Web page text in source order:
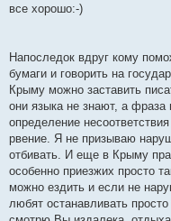
все хорошо:-)
Напоследок вдруг кому
бумаги и говорить на
Крыму можно заставить
они языка не знают, а
определение
рвение. Я не призываю
отбивать. И еще в Крыму
особенно приезжих просто
можно ездить и если не
любят останавливать